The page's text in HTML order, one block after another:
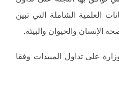
العلمية الشاملة التي تبين
الإنسان والحيوان والبيئة.
على تداول المبيدات وفقا